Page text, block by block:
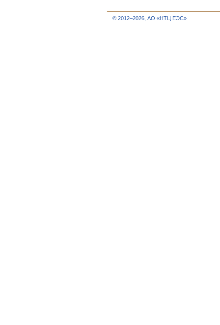
© 2012–2026, АО «НТЦ ЕЭС»